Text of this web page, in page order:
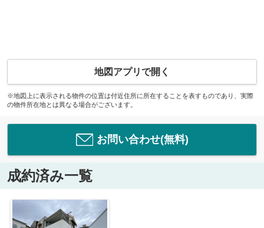
地図アプリで開く
※地図上に表示される物件の位置は付近住所に所在することを表すものであり、実際
の物件所在地とは異なる場合がございます。
お問い合わせ(無料)
成約済み一覧